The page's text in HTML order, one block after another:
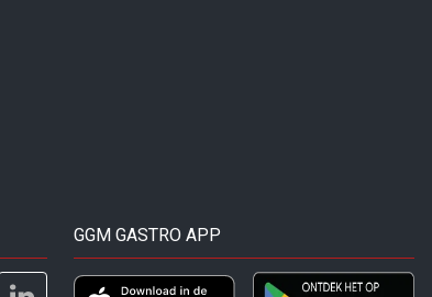
GGM GASTRO APP